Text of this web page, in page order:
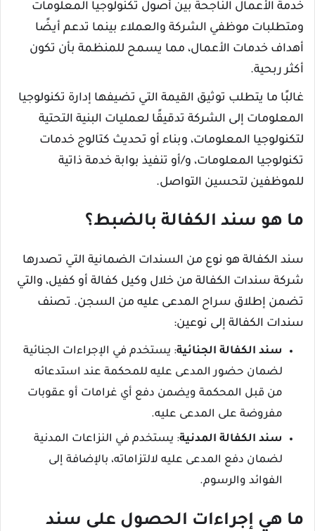
خدمة الأعمال الناجحة بين أصول تكنولوجيا المعلومات
ومتطلبات موظفي الشركة والعملاء بينما تدعم أيضًا
أهداف خدمات الأعمال، مما يسمح للمنظمة بأن تكون
أكثر ربحية.
غالبًا ما يتطلب توثيق القيمة التي تضيفها إدارة تكنولوجيا
المعلومات إلى الشركة تدقيقًا لعمليات البنية التحتية
لتكنولوجيا المعلومات، وبناء أو تحديث كتالوج خدمات
تكنولوجيا المعلومات، و/أو تنفيذ بوابة خدمة ذاتية
للموظفين لتحسين التواصل.
ما هو سند الكفالة بالضبط؟
سند الكفالة هو نوع من السندات الضمانية التي تصدرها
شركة سندات الكفالة من خلال وكيل كفالة أو كفيل، والتي
تضمن إطلاق سراح المدعى عليه من السجن. تصنف
سندات الكفالة إلى نوعين:
سند الكفالة الجنائية: يستخدم في الإجراءات الجنائية
لضمان حضور المدعى عليه للمحكمة عند استدعائه
من قبل المحكمة ويضمن دفع أي غرامات أو عقوبات
مفروضة على المدعى عليه.
سند الكفالة المدنية: يستخدم في النزاعات المدنية
لضمان دفع المدعى عليه لالتزاماته، بالإضافة إلى
الفوائد والرسوم.
ما هي إجراءات الحصول على سند